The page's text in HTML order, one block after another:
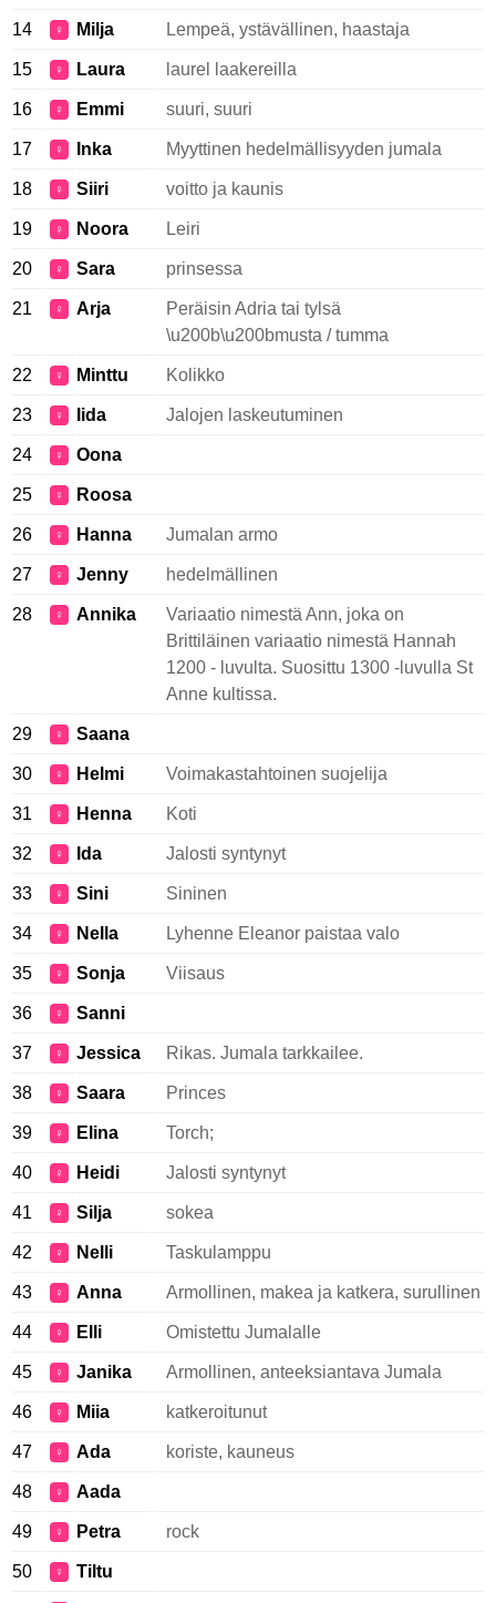
14 ♀ Milja Lempeä, ystävällinen, haastaja
15 ♀ Laura laurel laakereilla
16 ♀ Emmi suuri, suuri
17 ♀ Inka Myyttinen hedelmällisyyden jumala
18 ♀ Siiri voitto ja kaunis
19 ♀ Noora Leiri
20 ♀ Sara prinsessa
21 ♀ Arja
Peräisin Adria tai tylsä
\u200b\u200bmusta / tumma
22 ♀ Minttu Kolikko
23 ♀ Iida Jalojen laskeutuminen
24 ♀ Oona
25 ♀ Roosa
26 ♀ Hanna Jumalan armo
27 ♀ Jenny hedelmällinen
28 ♀ Annika
Variaatio nimestä Ann, joka on
Brittiläinen variaatio nimestä Hannah
1200 - luvulta. Suosittu 1300 -luvulla St
Anne kultissa.
29 ♀ Saana
30 ♀ Helmi Voimakastahtoinen suojelija
31 ♀ Henna Koti
32 ♀ Ida Jalosti syntynyt
33 ♀ Sini Sininen
34 ♀ Nella Lyhenne Eleanor paistaa valo
35 ♀ Sonja Viisaus
36 ♀ Sanni
37 ♀ Jessica Rikas. Jumala tarkkailee.
38 ♀ Saara Princes
39 ♀ Elina Torch;
40 ♀ Heidi Jalosti syntynyt
41 ♀ Silja sokea
42 ♀ Nelli Taskulamppu
43 ♀ Anna Armollinen, makea ja katkera, surullinen
44 ♀ Elli Omistettu Jumalalle
45 ♀ Janika Armollinen, anteeksiantava Jumala
46 ♀ Miia katkeroitunut
47 ♀ Ada koriste, kauneus
48 ♀ Aada
49 ♀ Petra rock
50 ♀ Tiltu